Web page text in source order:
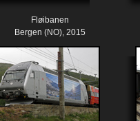
Fløibanen
Bergen (NO), 2015